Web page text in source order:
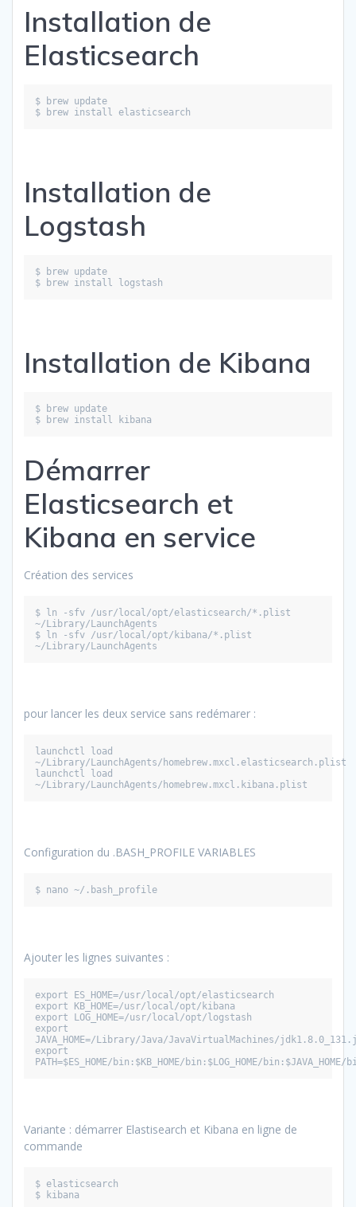
Installation de
Elasticsearch
$ brew update
$ brew install elasticsearch
Installation de
Logstash
$ brew update
$ brew install logstash
Installation de Kibana
$ brew update
$ brew install kibana
Démarrer
Elasticsearch et
Kibana en service
Création des services
$ ln -sfv /usr/local/opt/elasticsearch/*.plist
~/Library/LaunchAgents
$ ln -sfv /usr/local/opt/kibana/*.plist
~/Library/LaunchAgents
pour lancer les deux service sans redémarer :
launchctl load
~/Library/LaunchAgents/homebrew.mxcl.elasticsearch.plist
launchctl load
~/Library/LaunchAgents/homebrew.mxcl.kibana.plist
Configuration du .BASH_PROFILE VARIABLES
$ nano ~/.bash_profile
Ajouter les lignes suivantes :
export ES_HOME=/usr/local/opt/elasticsearch
export KB_HOME=/usr/local/opt/kibana
export LOG_HOME=/usr/local/opt/logstash
export
JAVA_HOME=/Library/Java/JavaVirtualMachines/
export
PATH=$ES_HOME/bin:$KB_HOME/bin:$LOG_HOME/bin:$JAVA_HOME/
Variante : démarrer Elastisearch et Kibana en ligne de
commande
$ elasticsearch
$ kibana